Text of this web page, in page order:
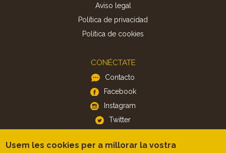
Aviso legal
Política de privacidad
Politica de cookies
CONÉCTATE
Contacto
Facebook
Instagram
Twitter
APP
Usem les cookies per a millorar la vostra